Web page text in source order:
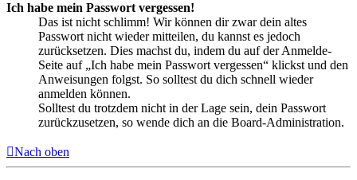
Ich habe mein Passwort vergessen!
Das ist nicht schlimm! Wir können dir zwar dein altes
Passwort nicht wieder mitteilen, du kannst es jedoch
zurücksetzen. Dies machst du, indem du auf der Anmelde-
Seite auf „Ich habe mein Passwort vergessen“ klickst und den
Anweisungen folgst. So solltest du dich schnell wieder
anmelden können.
Solltest du trotzdem nicht in der Lage sein, dein Passwort
zurückzusetzen, so wende dich an die Board-Administration.
Nach oben